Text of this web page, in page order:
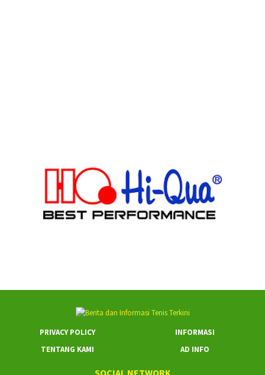
PRIVACY POLICY
INFORMASI
TENTANG KAMI
AD INFO
SOCIAL NETWORK